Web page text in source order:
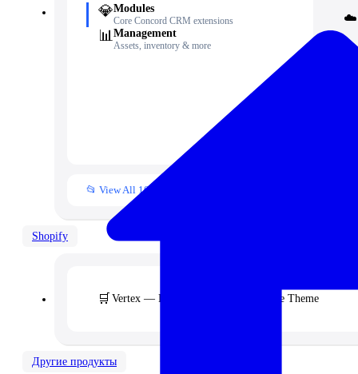
💎Modules
Core Concord CRM extensions
📊 Management
Assets, inventory & more
☁️
🧾
📂 View All 10+ Modules →
Shopify
🛒 Vertex — Premium B2B & Wholesale Theme
Другие продукты